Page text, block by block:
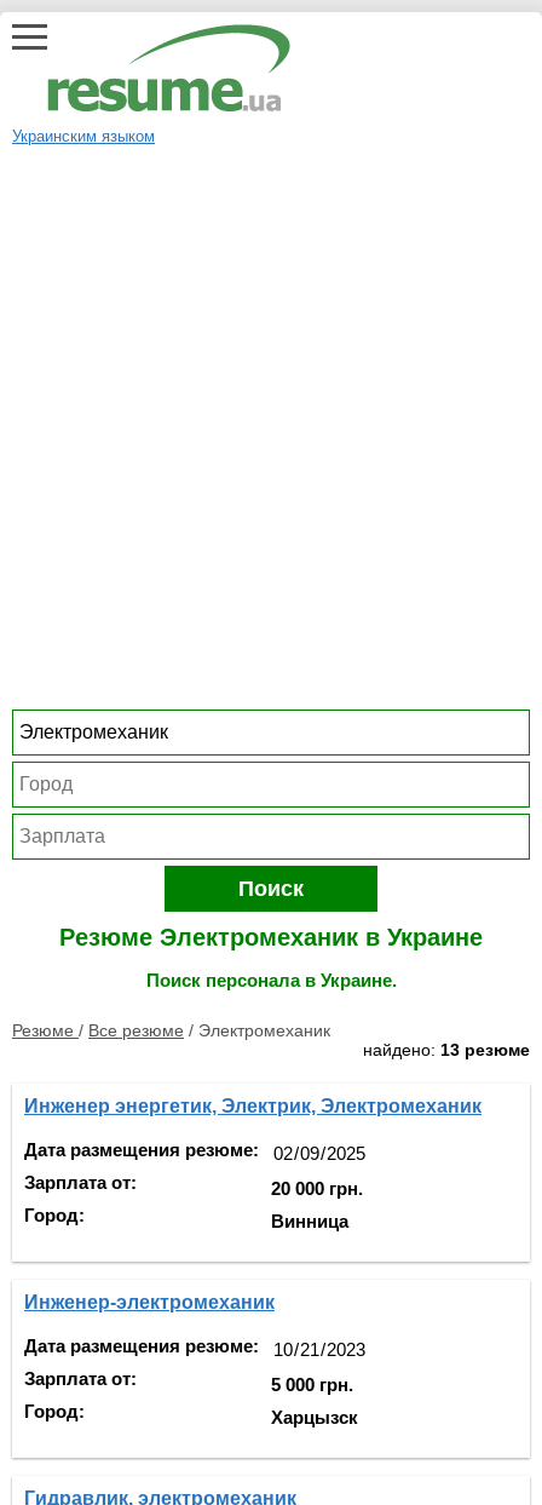
Украинским языком
Поиск
Резюме Электромеханик в Украине
Поиск персонала в Украине.
Резюме / Все резюме / Электромеханик
найдено: 13 резюме
Инженер энергетик, Электрик, Электромеханик
Дата размещения резюме:
Зарплата от:
Город:
20 000 грн.
Винница
Инженер-электромеханик
Дата размещения резюме:
Зарплата от:
Город:
5 000 грн.
Харцызск
Гидравлик, электромеханик